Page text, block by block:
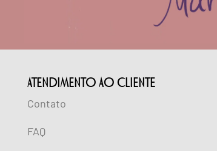
ATENDIMENTO AO CLIENTE
Contato
FAQ